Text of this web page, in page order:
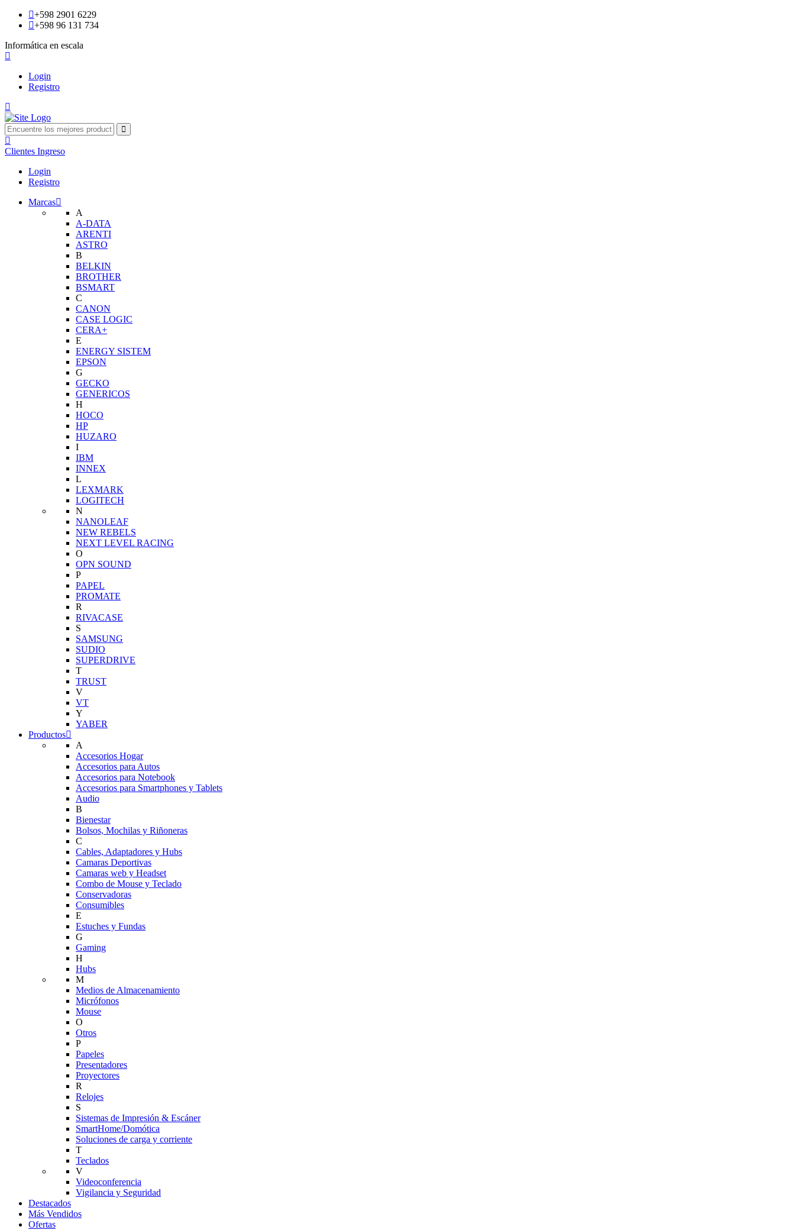
+598 2901 6229
+598 96 131 734
Informática en escala
Login
Registro
Clientes Ingreso
Login
Registro
Marcas
A
A-DATA
ARENTI
ASTRO
B
BELKIN
BROTHER
BSMART
C
CANON
CASE LOGIC
CERA+
E
ENERGY SISTEM
EPSON
G
GECKO
GENERICOS
H
HOCO
HP
HUZARO
I
IBM
INNEX
L
LEXMARK
LOGITECH
N
NANOLEAF
NEW REBELS
NEXT LEVEL RACING
O
OPN SOUND
P
PAPEL
PROMATE
R
RIVACASE
S
SAMSUNG
SUDIO
SUPERDRIVE
T
TRUST
V
VT
Y
YABER
Productos
A
Accesorios Hogar
Accesorios para Autos
Accesorios para Notebook
Accesorios para Smartphones y Tablets
Audio
B
Bienestar
Bolsos, Mochilas y Riñoneras
C
Cables, Adaptadores y Hubs
Camaras Deportivas
Camaras web y Headset
Combo de Mouse y Teclado
Conservadoras
Consumibles
E
Estuches y Fundas
G
Gaming
H
Hubs
M
Medios de Almacenamiento
Micrófonos
Mouse
O
Otros
P
Papeles
Presentadores
Proyectores
R
Relojes
S
Sistemas de Impresión & Escáner
SmartHome/Domótica
Soluciones de carga y corriente
T
Teclados
V
Videoconferencia
Vigilancia y Seguridad
Destacados
Más Vendidos
Ofertas